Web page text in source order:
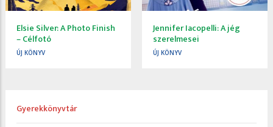
Elsie Silver: A Photo Finish
– Célfotó
ÚJ KÖNYV
Jennifer Iacopelli: A jég
szerelmesei
ÚJ KÖNYV
Gyerekkönyvtár